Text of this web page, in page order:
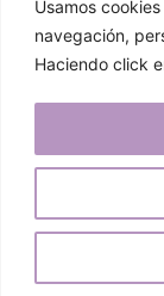
Usamos
navegación,
Haciendo click
Facebook
© 2024 El